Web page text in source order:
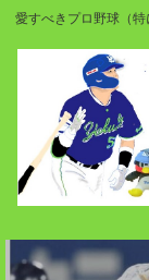
愛すべきプロ野球（